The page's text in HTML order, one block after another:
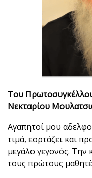
Του
Νεκταρίου
Αγαπητοί μου
τιμά, εορτάζει και
μεγάλο γεγονός. Την
τους πρώτους